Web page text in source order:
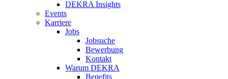
DEKRA Insights
Events
Karriere
Jobs
Jobsuche
Bewerbung
Kontakt
Warum DEKRA
Benefits